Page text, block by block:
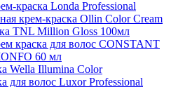
краска Londa Professional
крем-краска Ollin Color Cream
TNL Million Gloss 100мл
краска для волос CONSTANT
60 мл
Wella Illumina Color
для волос Luxor Professional